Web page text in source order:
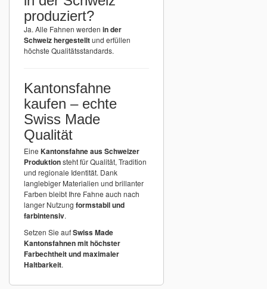
produziert?
Ja. Alle Fahnen werden in der
Schweiz hergestelltund erfüllen
höchste Qualitätsstandards.
Kantonsfahne
kaufen – echte
Swiss Made
Qualität
Eine Kantonsfahne aus Schweizer
Produktionsteht für Qualität, Tradition
und regionale Identität. Dank
langlebiger Materialien und brillanter
Farben bleibt Ihre Fahne auch nach
langer Nutzung formstabil und
farbintensiv.
Setzen Sie aufSwiss Made
Kantonsfahnen mit höchster
Farbechtheit und maximaler
Haltbarkeit.